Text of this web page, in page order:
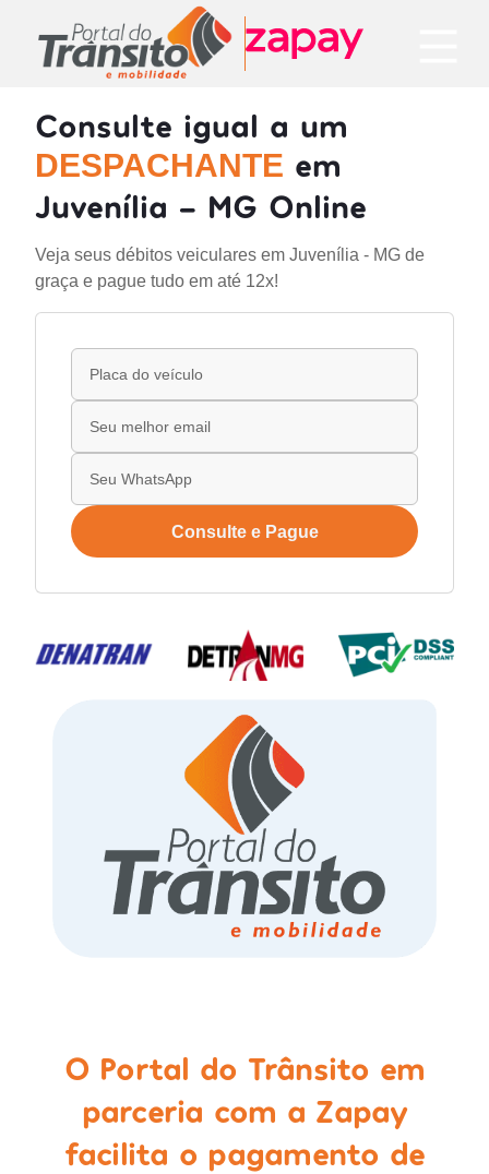
Consulte igual a um
DESPACHANTE em
Juvenília - MG Online
Veja seus débitos veiculares em Juvenília - MG de
graça e pague tudo em até 12x!
Consulte e Pague
O Portal do Trânsito em
parceria com a Zapay
facilita o pagamento de